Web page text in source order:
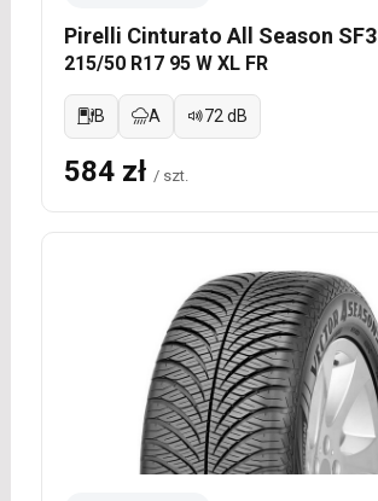
Pirelli Cinturato All Season SF3
215/50 R17 95 W XL FR
B A 72 dB
584 zł / szt.